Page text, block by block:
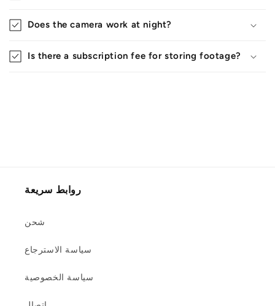
Does the camera work at night?
Is there a subscription fee for storing footage?
روابط سريعة
شحن
سياسة الاسترجاع
سياسة الخصوصية